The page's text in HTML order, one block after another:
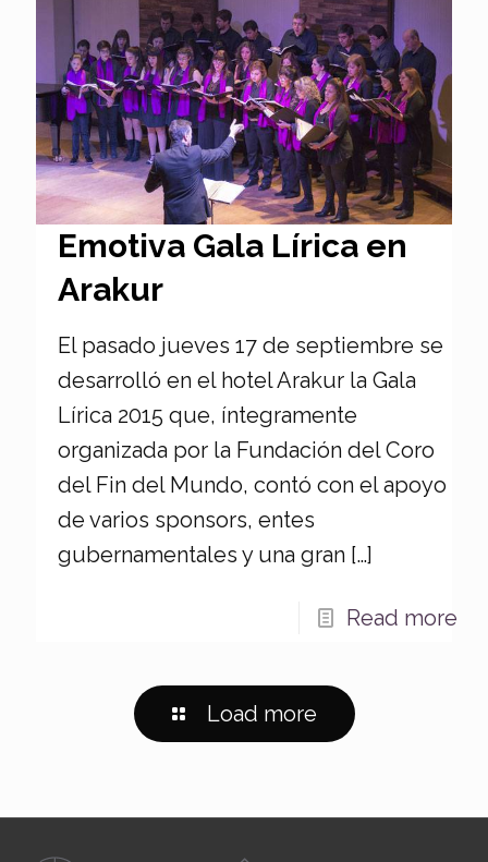
Emotiva Gala Lírica en
Arakur
El pasado jueves 17 de septiembre se
desarrolló en el hotel Arakur la Gala
Lírica 2015 que, íntegramente
organizada por la Fundación del Coro
del Fin del Mundo, contó con el apoyo
de varios sponsors, entes
gubernamentales y una gran […]
Read more
Load more